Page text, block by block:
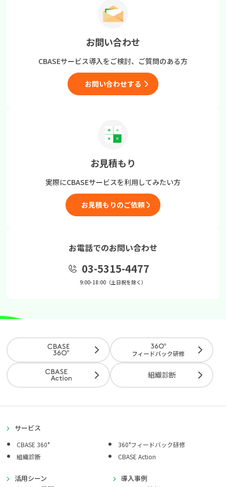
お問い合わせ
CBASEサービス導入をご検討、 ご質問のある方
お問い合わせする
お見積もり
実際にCBASEサービスを利用してみたい方
お見積もりのご依頼
お電話でのお問い合わせ
03-5315-4477
9:00-18:00（土日祝を除く）
組織診断
サービス
CBASE 360°
360°フィードバック研修
組織診断
CBASE Action
活用シーン
導入事例